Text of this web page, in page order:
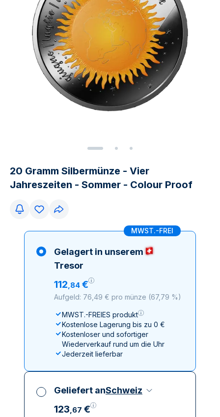
20 Gramm Silbermünze - Vier
Jahreszeiten - Sommer - Colour Proof
MWST.-FREI
Gelagert in unserem
Tresor
112,84 €
Aufgeld: 76,49 € pro münze (67,79 %)
MWST.-FREIES produkt
Kostenlose Lagerung bis zu 0 €
Kostenloser und sofortiger
Wiederverkauf rund um die Uhr
Jederzeit lieferbar
Geliefert anSchweiz
123,67 €